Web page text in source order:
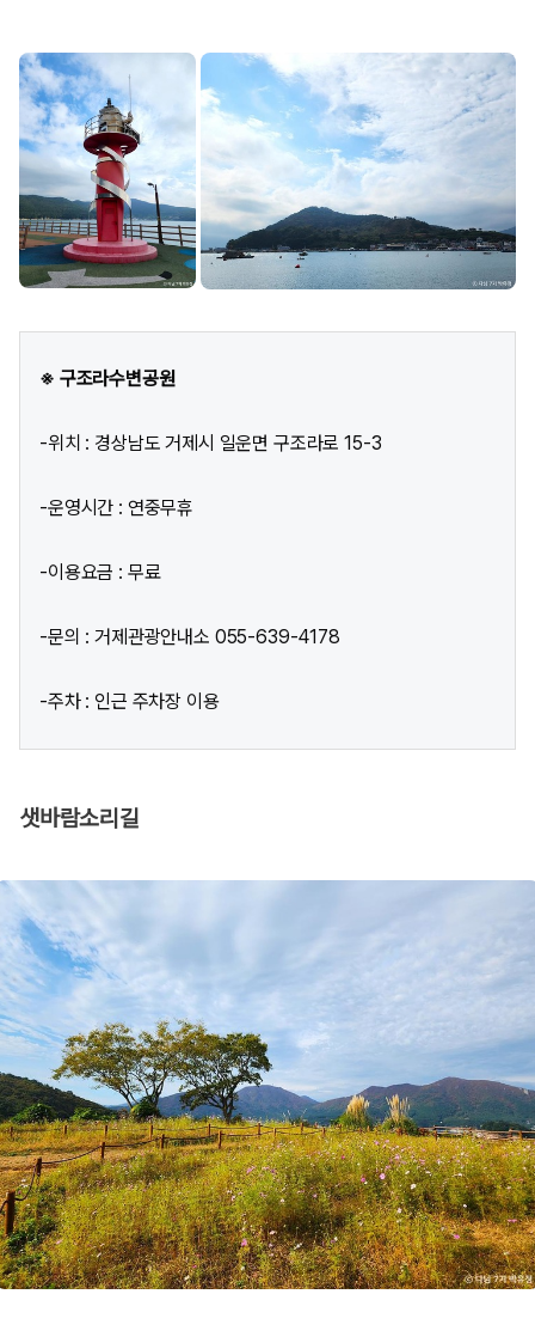
※ 구조라수변공원
-위치 : 경상남도 거제시 일운면 구조라로 15-3
-운영시간 : 연중무휴
-이용요금 : 무료
-문의 : 거제관광안내소 055-639-4178
-주차 : 인근 주차장 이용
샛바람소리길​